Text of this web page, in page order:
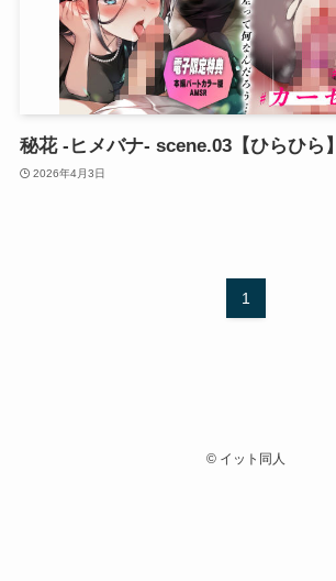
秘花 -ヒメバナ- scene.03【ひらひら】
2026年4月3日
1
© イット同人